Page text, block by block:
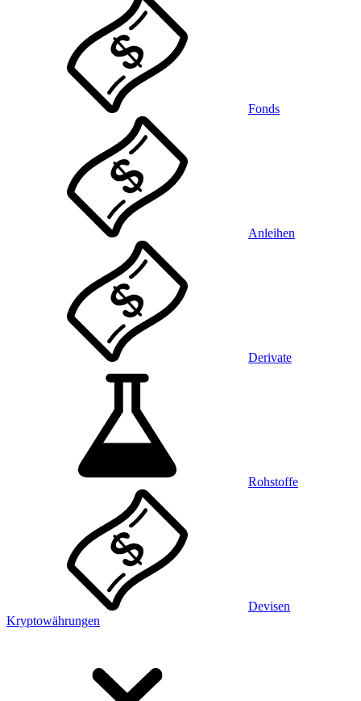
Fonds
Anleihen
Derivate
Rohstoffe
Devisen
Kryptowährungen